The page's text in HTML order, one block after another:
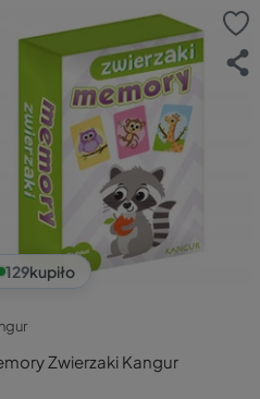
129kupiło
Zwierzaki Kangur